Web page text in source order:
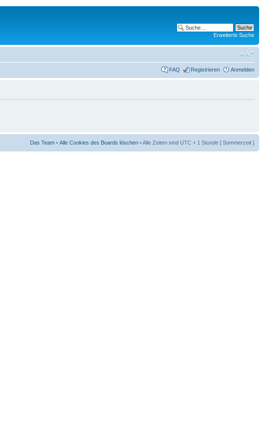
Erweiterte Suche
FAQ Registrieren Anmelden
Das Team • Alle Cookies des Boards löschen • Alle Zeiten sind UTC + 1 Stunde [ Sommerzeit ]